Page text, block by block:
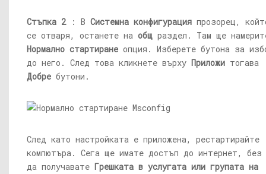
Стъпка 2: В Системна конфигурация прозорец,
се отваря, останете на общ раздел. Там ще
Нормално стартиране опция. Изберете бутона за
до него. След това кликнете върху Приложи тогава
Добре бутони.
След като настройката е приложена, рестартирайте
компютъра. Сега ще имате достъп до интернет, без
да получавате Грешката в услугата или групата на